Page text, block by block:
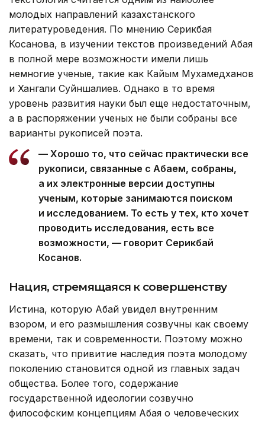
молодых направлений казахстанского
литературоведения. По мнению Серикбая
Косанова, в изучении текстов произведений Абая
в полной мере возможности имели лишь
немногие ученые, такие как Кайым Мухамедханов
и Хангали Суйншалиев. Однако в то время
уровень развития науки был еще недостаточным,
а в распоряжении ученых не были собраны все
варианты рукописей поэта.
— Хорошо то, что сейчас практически все
рукописи, связанные с Абаем, собраны,
а их электронные версии доступны
ученым, которые занимаются поиском
и исследованием. То есть у тех, кто хочет
проводить исследования, есть все
возможности, — говорит Серикбай
Косанов.
Нация, стремящаяся к совершенству
Истина, которую Абай увидел внутренним
взором, и его размышления созвучны как своему
времени, так и современности. Поэтому можно
сказать, что привитие наследия поэта молодому
поколению становится одной из главных задач
общества. Более того, содержание
государственной идеологии созвучно
философским концепциям Абая о человеческих